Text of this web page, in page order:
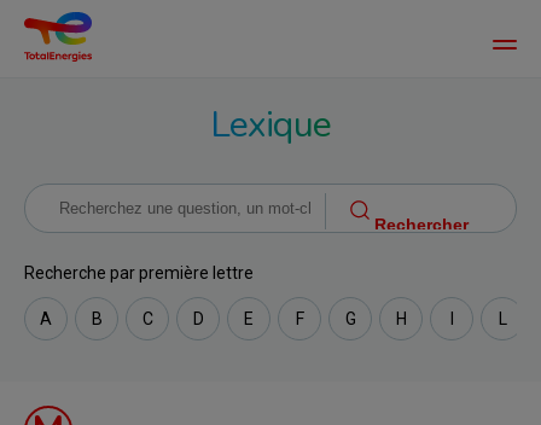
Main
Lexique
Recherche par première lettre
A B C D E F G H I L